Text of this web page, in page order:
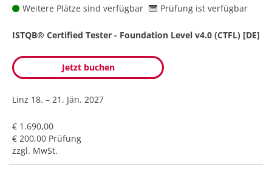
Weitere Plätze sind verfügbar Prüfung ist verfügbar
ISTQB® Certified Tester - Foundation Level v4.0 (CTFL) [DE]
Jetzt buchen
Linz 18. – 21. Jän. 2027
€ 1.690,00
€ 200,00 Prüfung
zzgl. MwSt.